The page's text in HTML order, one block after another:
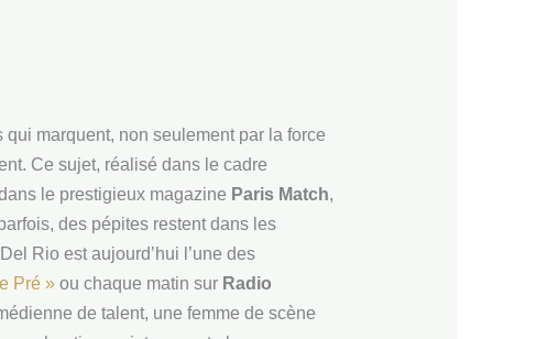
qui marquent, non seulement par la force
Ce sujet, réalisé dans le cadre
le prestigieux magazine Paris Match,
des pépites restent dans les
Rio est aujourd’hui l’une des
Pré »ou chaque matin sur Radio
de talent, une femme de scène